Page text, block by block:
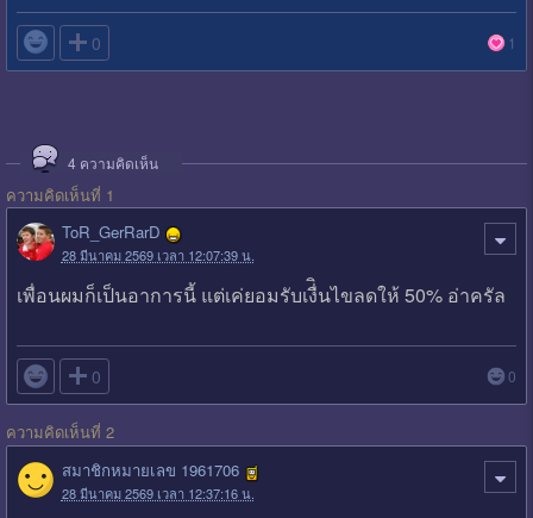
 0 1
4 ความคิดเห็น
ความคิดเห็นที่ 1
ToR_GerRarD
28 มีนาคม 2569 เวลา 12:07:39 น.
เพื่อนผมก็เป็นอาการนี้ แต่เค่ยอมรับเงื่ินไขลดให้ 50% อ่าครัล
 0 0
ความคิดเห็นที่ 2
สมาชิกหมายเลข 1961706
28 มีนาคม 2569 เวลา 12:37:16 น.